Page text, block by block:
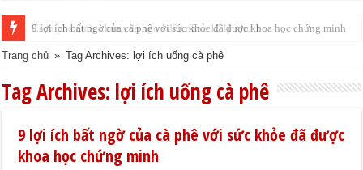
Cách pha nước chanh đá ngon đều nhau 10 ly như 1
Trang chủ » Tag Archives: lợi ích uống cà phê
Tag Archives: lợi ích uống cà phê
9 lợi ích bất ngờ của cà phê với sức khỏe đã được
khoa học chứng minh